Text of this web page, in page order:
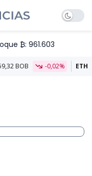
₿: 961.603
-0,02% ETH 22.821,79